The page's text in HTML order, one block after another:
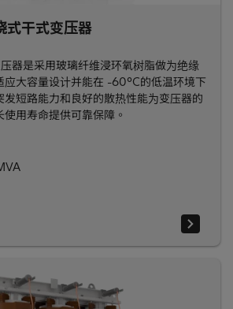
式干式变压器
器是采用玻璃纤维浸环氧树脂做为绝缘
应大容量设计并能在 -60°C的低温环境下
短路能力和良好的散热性能为变压器的
用寿命提供可靠保障。